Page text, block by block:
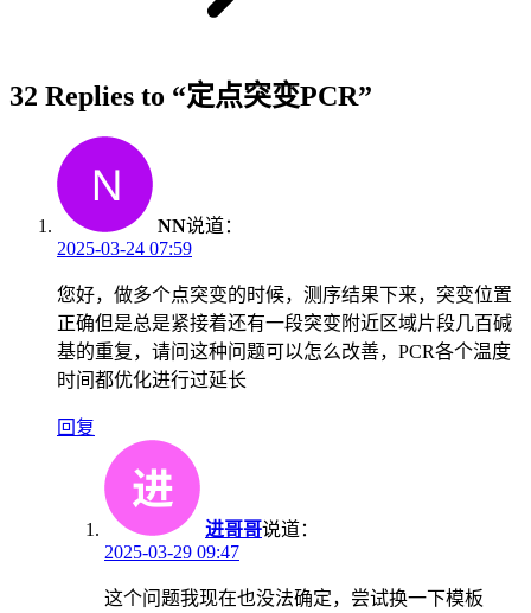
32 Replies to “定点突变PCR”
NN说道：
2025-03-24 07:59
您好，做多个点突变的时候，测序结果下来，突变位置
正确但是总是紧接着还有一段突变附近区域片段几百碱
基的重复，请问这种问题可以怎么改善，PCR各个温度
时间都优化进行过延长
回复
进哥哥说道：
2025-03-29 09:47
这个问题我现在也没法确定，尝试换一下模板